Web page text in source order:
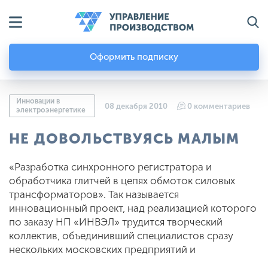
Оформить подписку
Инновации в
электроэнергетике
08 декабря 2010 0 комментариев
НЕ ДОВОЛЬСТВУЯСЬ МАЛЫМ
«Разработка синхронного регистратора и
обработчика глитчей в цепях обмоток силовых
трансформаторов». Так называется
инновационный проект, над реализацией которого
по заказу НП «ИНВЭЛ» трудится творческий
коллектив, объединивший специалистов сразу
нескольких московских предприятий и